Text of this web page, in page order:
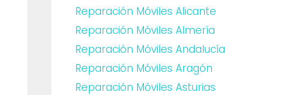
Reparación Móviles Alicante
Reparación Móviles Almería
Reparación Móviles Andalucía
Reparación Móviles Aragón
Reparación Móviles Asturias